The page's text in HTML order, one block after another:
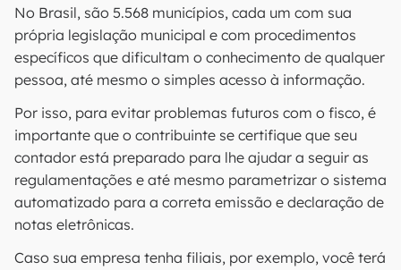
No Brasil, são 5.568 municípios, cada um com sua
própria legislação municipal e com procedimentos
específicos que dificultam o conhecimento de qualquer
pessoa, até mesmo o simples acesso à informação.
Por isso, para evitar problemas futuros com o fisco, é
importante que o contribuinte se certifique que seu
contador está preparado para lhe ajudar a seguir as
regulamentações e até mesmo parametrizar o sistema
automatizado para a correta emissão e declaração de
notas eletrônicas.
Caso sua empresa tenha filiais, por exemplo, você terá